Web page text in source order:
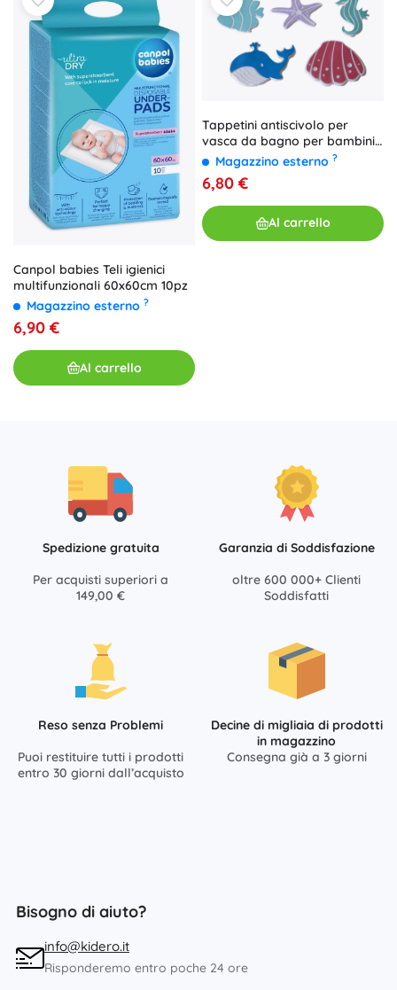
Canpol babies Teli igienici
multifunzionali 60x60cm 10pz
Magazzino esterno ?
6,90 €
Al carrello
Tappetini antiscivolo per
vasca da bagno per bambini
– mix di forme, set da 5 pezzi
Magazzino esterno ?
6,80 €
Al carrello
Spedizione gratuita
Per acquisti superiori a
149,00 €
Garanzia di Soddisfazione
oltre 600 000+ Clienti
Soddisfatti
Reso senza Problemi
Puoi restituire tutti i prodotti
entro 30 giorni dall’acquisto
Decine di migliaia di prodotti
in magazzino
Consegna già a 3 giorni
Bisogno di aiuto?
info@kidero.it
Risponderemo entro poche 24 ore